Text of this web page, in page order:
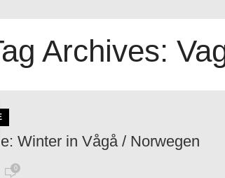
Archives:
Winter in Vågå / Norwegen
0